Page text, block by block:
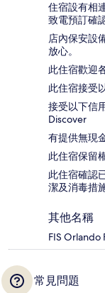
住宿設有相
致電預訂確
店內保安設
放心。
此住宿歡迎
此住宿接受
接受以下信
Discover
有提供無現
此住宿保留
此住宿確認
潔及消毒措施
其他名稱
FIS Orlando
常見問題